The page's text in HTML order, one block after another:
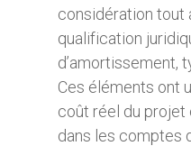
considération tout
qualification
d’amortissement,
Ces éléments ont
coût réel du
dans les comptes